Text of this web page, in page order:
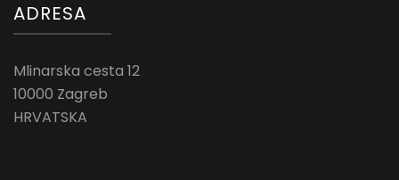
ADRESA
Mlinarska cesta 12
10000 Zagreb
HRVATSKA